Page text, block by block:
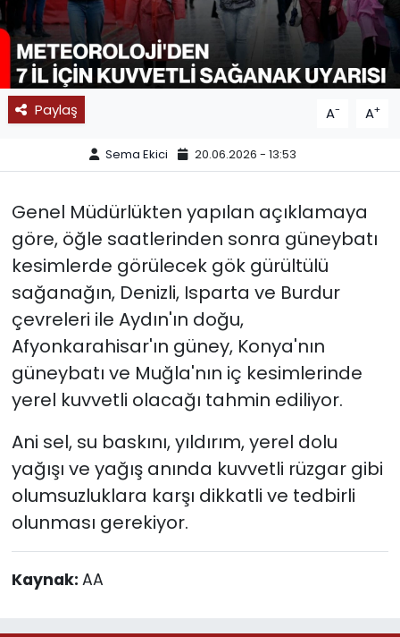
Paylaş A- A+
Sema Ekici 20.06.2026 - 13:53
Genel Müdürlükten yapılan açıklamaya
göre, öğle saatlerinden sonra güneybatı
kesimlerde görülecek gök gürültülü
sağanağın, Denizli, Isparta ve Burdur
çevreleri ile Aydın'ın doğu,
Afyonkarahisar'ın güney, Konya'nın
güneybatı ve Muğla'nın iç kesimlerinde
yerel kuvvetli olacağı tahmin ediliyor.
Ani sel, su baskını, yıldırım, yerel dolu
yağışı ve yağış anında kuvvetli rüzgar gibi
olumsuzluklara karşı dikkatli ve tedbirli
olunması gerekiyor.
Kaynak: AA
11:11 MANŞET